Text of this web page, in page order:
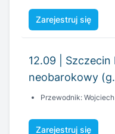
Zarejestruj się
12.09 |
neobarokowy (g.
Przewodnik:
Zarejestruj się